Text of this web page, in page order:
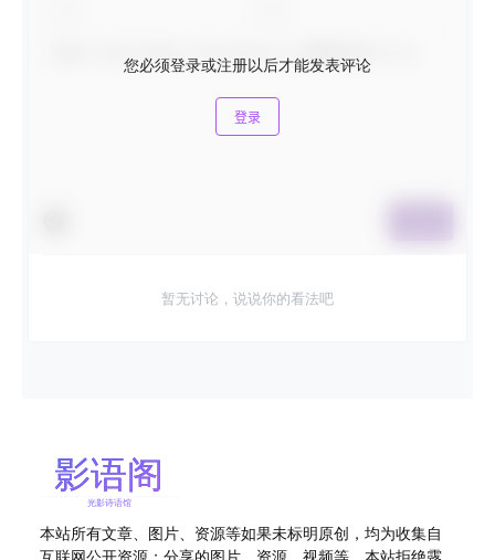
您必须登录或注册以后才能发表评论
登录
暂无讨论，说说你的看法吧
本站所有文章、图片、资源等如果未标明原创，均为收集自
互联网公开资源；分享的图片、资源、视频等，本站拒绝露